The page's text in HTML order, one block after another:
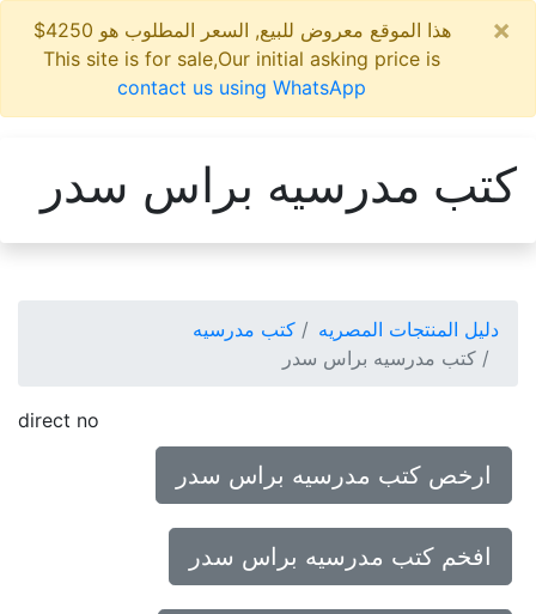
هذا الموقع معروض للبيع, السعر المطلوب هو 4250$
This site is for sale,Our initial asking price is
contact us using WhatsApp
كتب مدرسيه براس سدر
دليل المنتجات المصريه
كتب مدرسيه
كتب مدرسيه براس سدر
direct no
ارخص كتب مدرسيه براس سدر
افخم كتب مدرسيه براس سدر